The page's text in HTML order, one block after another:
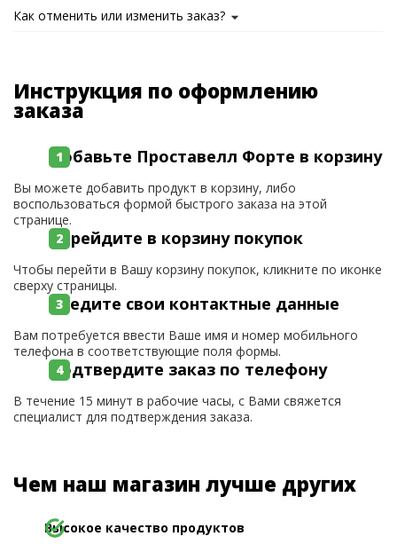
Как отменить или изменить заказ?
Инструкция по оформлению
заказа
Добавьте Проставелл Форте в корзину
Вы можете добавить продукт в корзину, либо
воспользоваться формой быстрого заказа на этой
странице.
Перейдите в корзину покупок
Чтобы перейти в Вашу корзину покупок, кликните по иконке
сверху страницы.
Введите свои контактные данные
Вам потребуется ввести Ваше имя и номер мобильного
телефона в соответствующие поля формы.
Подтвердите заказ по телефону
В течение 15 минут в рабочие часы, с Вами свяжется
специалист для подтверждения заказа.
Чем наш магазин лучше других
Высокое качество продуктов